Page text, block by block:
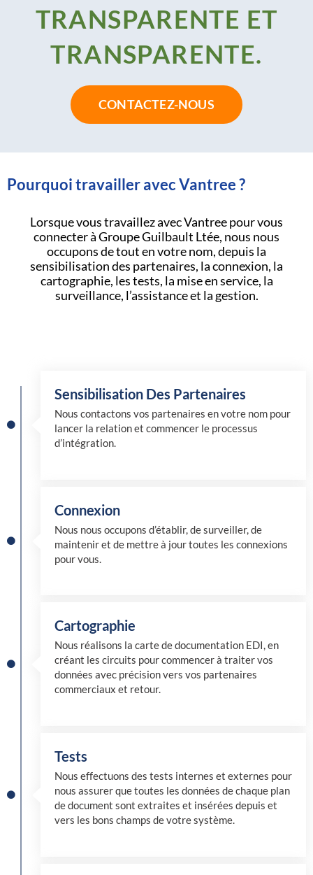
TRANSPARENTE ET
TRANSPARENTE.
CONTACTEZ-NOUS
Pourquoi travailler avec Vantree ?
Lorsque vous travaillez avec Vantree pour vous
connecter à Groupe Guilbault Ltée, nous nous
occupons de tout en votre nom, depuis la
sensibilisation des partenaires, la connexion, la
cartographie, les tests, la mise en service, la
surveillance, l’assistance et la gestion.
Sensibilisation Des Partenaires
Nous contactons vos partenaires en votre nom pour
lancer la relation et commencer le processus
d’intégration.
Connexion
Nous nous occupons d’établir, de surveiller, de
maintenir et de mettre à jour toutes les connexions
pour vous.
Cartographie
Nous réalisons la carte de documentation EDI, en
créant les circuits pour commencer à traiter vos
données avec précision vers vos partenaires
commerciaux et retour.
Tests
Nous effectuons des tests internes et externes pour
nous assurer que toutes les données de chaque plan
de document sont extraites et insérées depuis et
vers les bons champs de votre système.